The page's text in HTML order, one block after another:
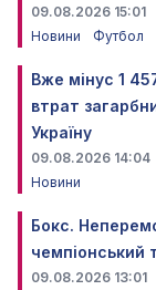
09.08.2026 15:01
Новини
Футбол
Вже мінус 1
втрат
Україну
09.08.2026 14:04
Новини
Бокс.
чемпіонський
09.08.2026 13:01